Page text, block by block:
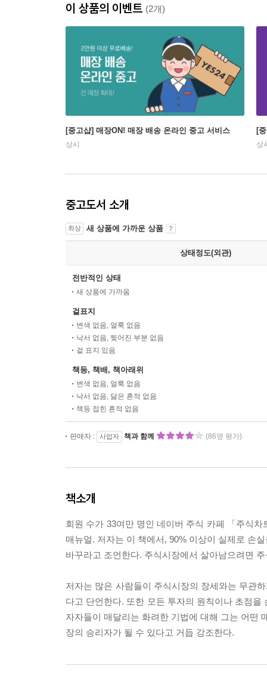
이 상품의 이벤트 (2개)
[중고샵] 매장ON! 매장 배송 온라인 중고 서비스
상시
[
상
중고도서 소개
최상 새 상품에 가까운 상품
상태정도(외관)
전반적인 상태
새 상품에 가까움
겉표지
변색 없음, 얼룩 없음
낙서 없음, 찢어진 부분 없음
겉 표지 있음
책등, 책배, 책아래위
변색 없음, 얼룩 없음
낙서 없음, 닳은 흔적 없음
책등 접힌 흔적 없음
판매자 : 사업자 책과 함께 (86명 평가)
책소개
회원 수가 33여만 명인 네이버 주식 카페 「주식
매뉴얼. 저자는 이 책에서, 90% 이상이 실제로 손
바꾸라고 조언한다. 주식시장에서 살아남으려면
저자는 많은 사람들이 주식시장의 장세와는 무관
다고 단언한다. 또한 모든 투자의 원칙이나 초점을
자자들이 매달리는 화려한 기법에 대해 그는 어떤
장의 승리자가 될 수 있다고 거듭 강조한다.